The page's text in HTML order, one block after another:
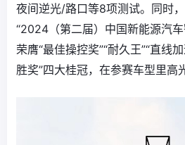
夜间逆光/路口等8项测试。同时
“2024（第二届）中国新能源汽车
荣膺“最佳操控奖”“耐久王”“直线
胜奖”四大桂冠，在参赛车型里高